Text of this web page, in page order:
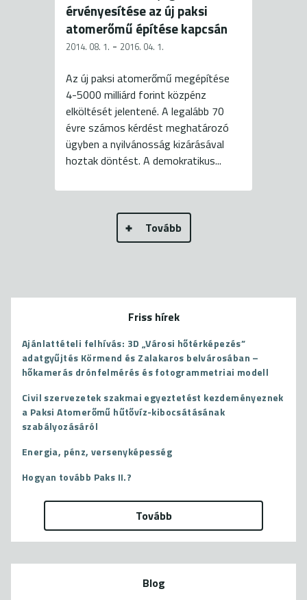
érvényesítése az új paksi
atomerőmű építése kapcsán
2014. 08. 1. - 2016. 04. 1.
Az új paksi atomerőmű megépítése
4-5000 milliárd forint közpénz
elköltését jelentené. A legalább 70
évre számos kérdést meghatározó
ügyben a nyilvánosság kizárásával
hoztak döntést. A demokratikus...
Tovább
Friss hírek
Ajánlattételi felhívás: 3D „Városi hőtérképezés”
adatgyűjtés Körmend és Zalakaros belvárosában –
hőkamerás drónfelmérés és fotogrammetriai modell
Civil szervezetek szakmai egyeztetést kezdeményeznek
a Paksi Atomerőmű hűtővíz-kibocsátásának
szabályozásáról
Energia, pénz, versenyképesség
Hogyan tovább Paks II.?
Tovább
Blog